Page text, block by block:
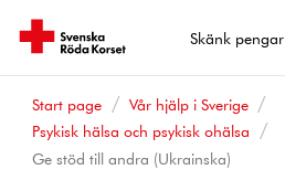
Skänk pengar
Start page
Vår hjälp i Sverige
Psykisk hälsa och psykisk ohälsa
Ge stöd till andra (Ukrainska)